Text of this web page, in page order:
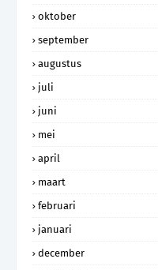
oktober
september
augustus
juli
juni
mei
april
maart
februari
januari
december